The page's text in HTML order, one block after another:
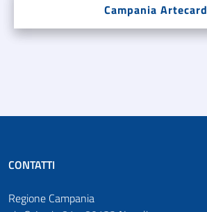
Campania Artecard
CONTATTI
Regione Campania